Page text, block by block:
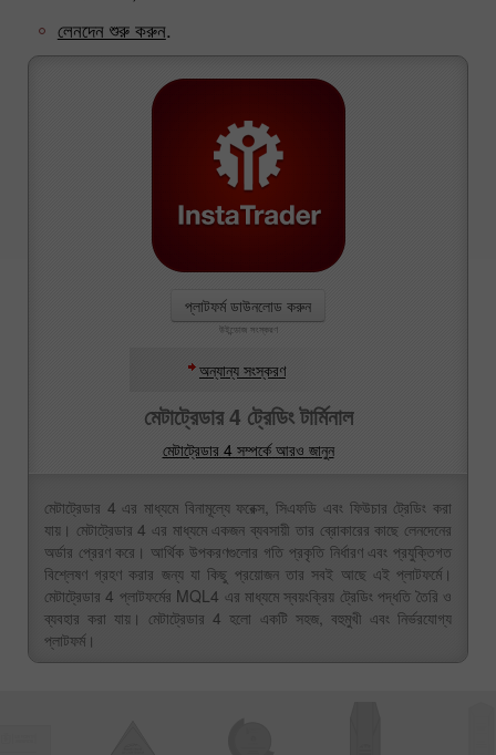
লেনদেন শুরু করুন.
প্লাটফর্ম ডাউনলোড করুন
উইন্ডোজ সংস্করণ
অন্যান্য সংস্করণ
মেটাট্রেডার 4 ট্রেডিং টার্মিনাল
মেটাট্রেডার 4 সম্পর্কে আরও জানুন
মেটাট্রেডার 4 এর মাধ্যমে বিনামূল্যে ফরেক্স, সিএফডি এবং ফিউচার ট্রেডিং করা
যায়। মেটাট্রেডার 4 এর মাধ্যমে একজন ব্যবসায়ী তার ব্রোকারের কাছে লেনদেনের
অর্ডার প্রেরণ করে। আর্থিক উপকরণগুলোর গতি প্রকৃতি নির্ধারণ এবং প্রযুক্তিগত
বিশ্লেষণ গ্রহণ করার জন্য যা কিছু প্রয়োজন তার সবই আছে এই প্লাটফর্মে।
মেটাট্রেডার 4 প্লাটফর্মের MQL4 এর মাধ্যমে স্বয়ংক্রিয় ট্রেডিং পদ্ধতি তৈরি ও
ব্যবহার করা যায়। মেটাট্রেডার 4 হলো একটি সহজ, বহুমুখী এবং নির্ভরযোগ্য
প্লাটফর্ম।